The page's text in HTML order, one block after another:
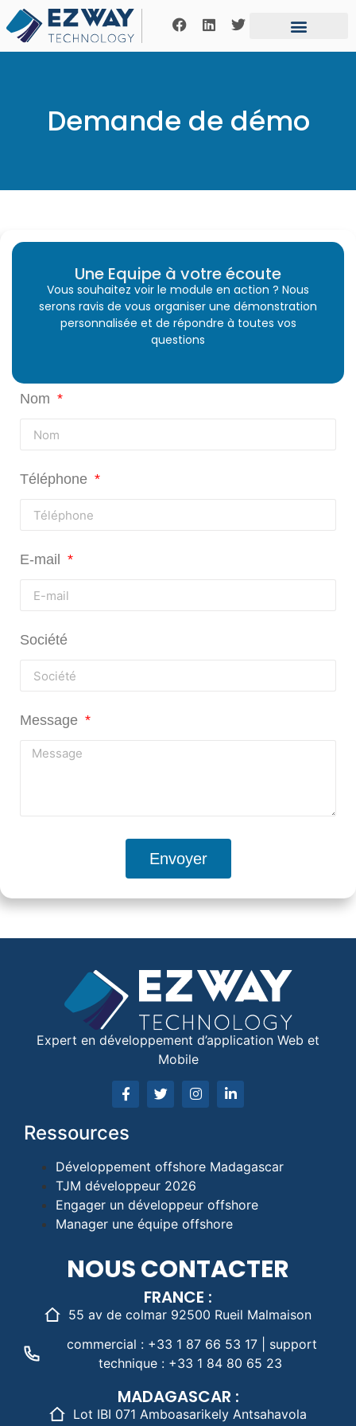
Demande de démo
Une Equipe à votre écoute
Vous souhaitez voir le module en action ? Nous
serons ravis de vous organiser une démonstration
personnalisée et de répondre à toutes vos
questions
Nom
Téléphone
E-mail
Société
Message
Envoyer
Expert en développement d’application Web et
Mobile
Ressources
Développement offshore Madagascar
TJM développeur 2026
Engager un développeur offshore
Manager une équipe offshore
NOUS CONTACTER
FRANCE :
55 av de colmar 92500 Rueil Malmaison
commercial : +33 1 87 66 53 17 | support
technique : +33 1 84 80 65 23
MADAGASCAR :
Lot IBI 071 Amboasarikely Antsahavola